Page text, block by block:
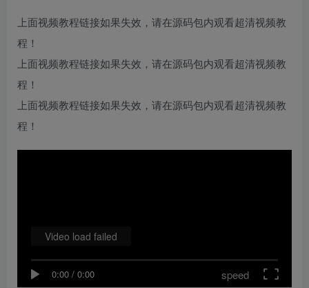
上面视频教程链接如果失效，请在源码包内观看超清视频教
程！
上面视频教程链接如果失效，请在源码包内观看超清视频教
程！
上面视频教程链接如果失效，请在源码包内观看超清视频教
程！
0:00 / 0:00 speed
Video load failed